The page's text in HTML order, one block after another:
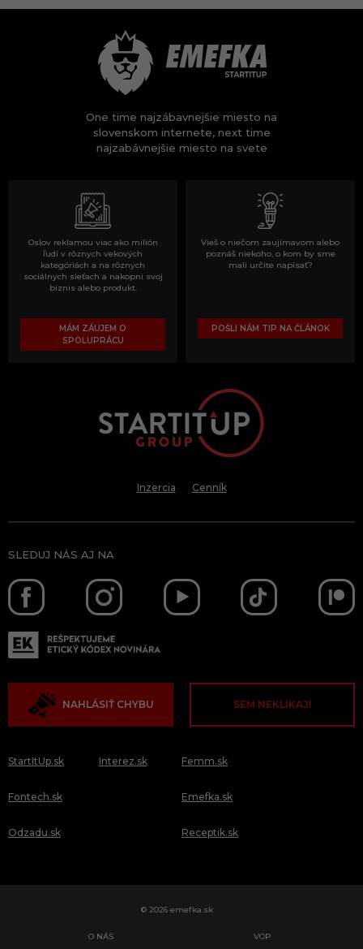
One time najzábavnejšie miesto na
slovenskom internete, next time
najzabávnejšie miesto na svete
Oslov reklamou viac ako milión
ľudí v rôznych vekových
kategóriách a na rôznych
sociálnych sieťach a nakopni svoj
biznis alebo produkt.
MÁM ZÁUJEM O
SPOLUPRÁCU
Vieš o niečom zaujímavom alebo
poznáš niekoho, o kom by sme
mali určite napísať?
POŠLI NÁM TIP NA ČLÁNOK
Inzercia Cenník
SLEDUJ NÁS AJ NA
NAHLÁSIŤ CHYBU SEM NEKLIKAJ!
StartItUp.sk
Fontech.sk
Odzadu.sk
Interez.sk Femm.sk
Emefka.sk
Receptik.sk
© 2026 emefka.sk
O NÁS VOP